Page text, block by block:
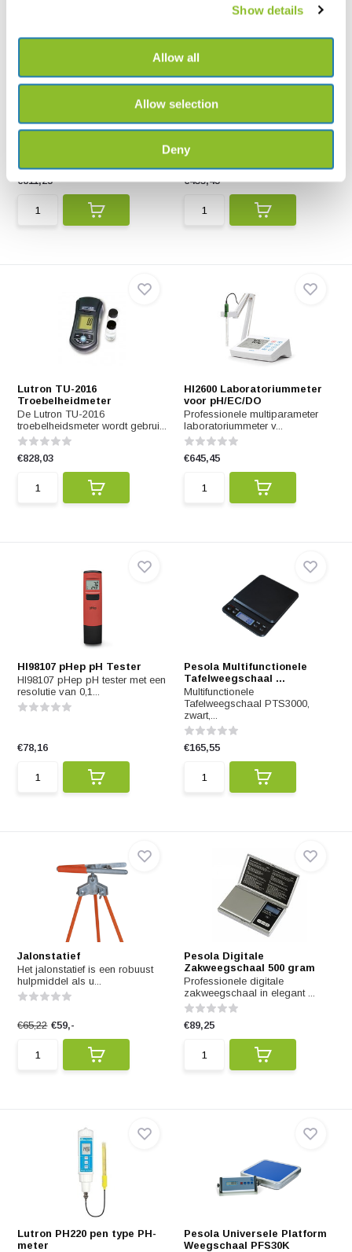
Show details
Allow all
Allow selection
Deny
HI2641 Laboratoriummeter
voor opgelost z...
€811,25
HI97711 Zakformaat
fotometer voor voor ...
voor voor vrij/tot...
€433,45
Lutron TU-2016
Troebelheidmeter
De Lutron TU-2016
troebelheidsmeter wordt gebrui...
€828,03
HI2600 Laboratoriummeter
voor pH/EC/DO
Professionele multiparameter
laboratoriummeter v...
€645,45
HI98107 pHep pH Tester
HI98107 pHep pH tester met een
resolutie van 0,1...
€78,16
Pesola Multifunctionele
Tafelweegschaal ...
Multifunctionele
Tafelweegschaal PTS3000,
zwart,...
€165,55
Jalonstatief
Het jalonstatief is een robuust
hulpmiddel als u...
€65,22 €59,-
Pesola Digitale
Zakweegschaal 500 gram
Professionele digitale
zakweegschaal in elegant ...
€89,25
Lutron PH220 pen type PH-
meter
Pesola Universele Platform
Weegschaal PFS30K